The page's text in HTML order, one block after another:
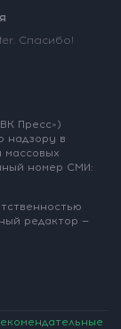
Спасибо!
Пресс»)
надзору в
массовых
номер СМИ:
редактор —